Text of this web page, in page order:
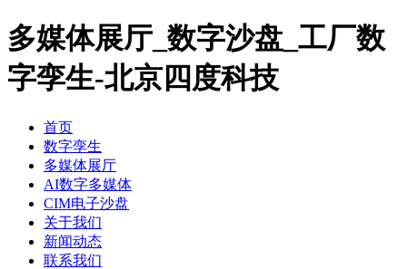
多媒体展厅_数字沙盘_工厂数
字孪生-北京四度科技
首页
数字孪生
多媒体展厅
AI数字多媒体
CIM电子沙盘
关于我们
新闻动态
联系我们